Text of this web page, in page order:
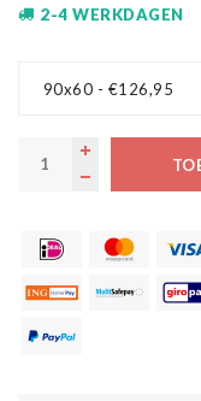
2-4 WERKDAGEN
90x60 - €126,95